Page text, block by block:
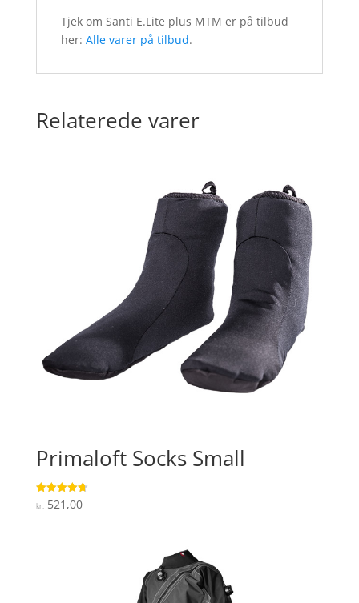
Tjek om Santi E.Lite plus MTM er på tilbud
her: Alle varer på tilbud.
Relaterede varer
Primaloft Socks Small
Vurderet
4.7
kr. 521,00